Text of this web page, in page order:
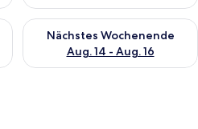
dieses Wochenende, Aug. 7
Nächstes Wochenende
Aug. 14 - Aug. 16
Überprüfe die Verfügbarkeit